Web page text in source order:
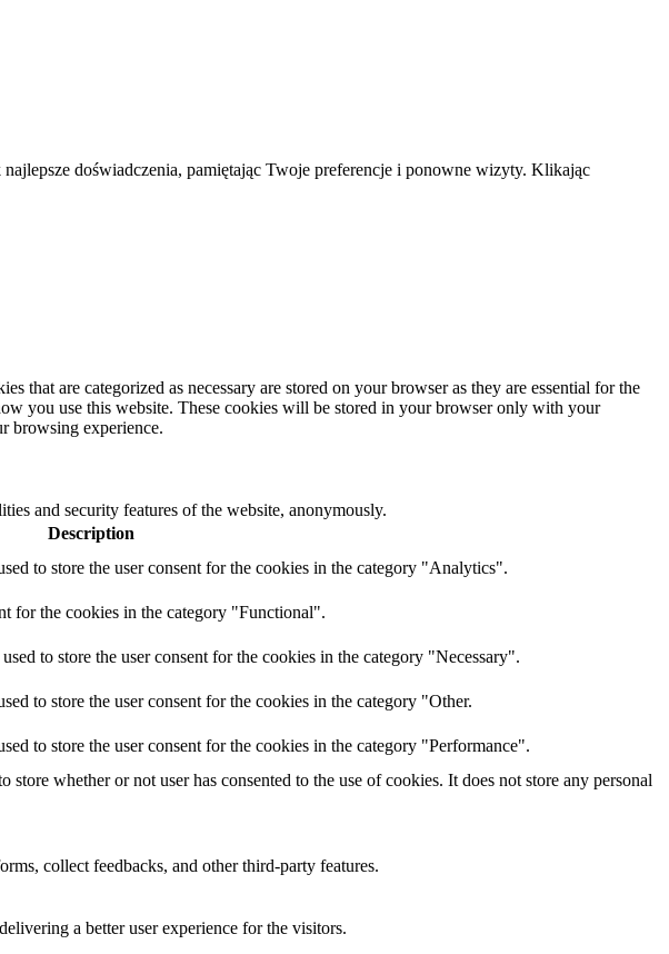
doświadczenia, pamiętając Twoje preferencje i ponowne wizyty. Klikając
are categorized as necessary are stored on your browser as they are essential for the
you use this website. These cookies will be stored in your browser only with your
browsing experience.
and security features of the website, anonymously.
Description
to store the user consent for the cookies in the category "Analytics".
for the cookies in the category "Functional".
to store the user consent for the cookies in the category "Necessary".
to store the user consent for the cookies in the category "Other.
to store the user consent for the cookies in the category "Performance".
whether or not user has consented to the use of cookies. It does not store any personal
collect feedbacks, and other third-party features.
a better user experience for the visitors.